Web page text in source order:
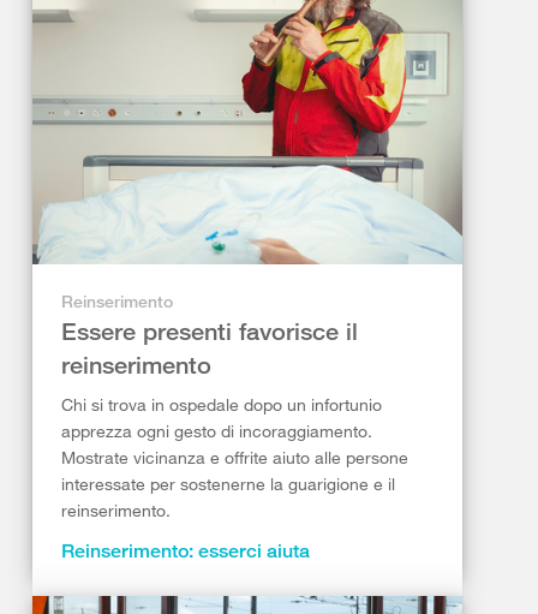
Reinserimento
Essere presenti favorisce il
reinserimento
Chi si trova in ospedale dopo un infortunio
apprezza ogni gesto di incoraggiamento.
Mostrate vicinanza e offrite aiuto alle persone
interessate per sostenerne la guarigione e il
reinserimento.
Reinserimento: esserci aiuta